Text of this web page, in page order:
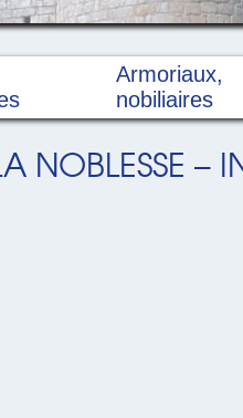
Armoriaux,
nobiliaires
NOBLESSE –